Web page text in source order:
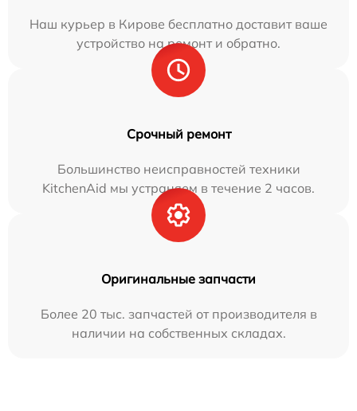
Наш курьер в Кирове бесплатно доставит ваше
устройство на ремонт и обратно.
Срочный ремонт
Большинство неисправностей техники
KitchenAid мы устраняем в течение 2 часов.
Оригинальные запчасти
Более 20 тыс. запчастей от производителя в
наличии на собственных складах.